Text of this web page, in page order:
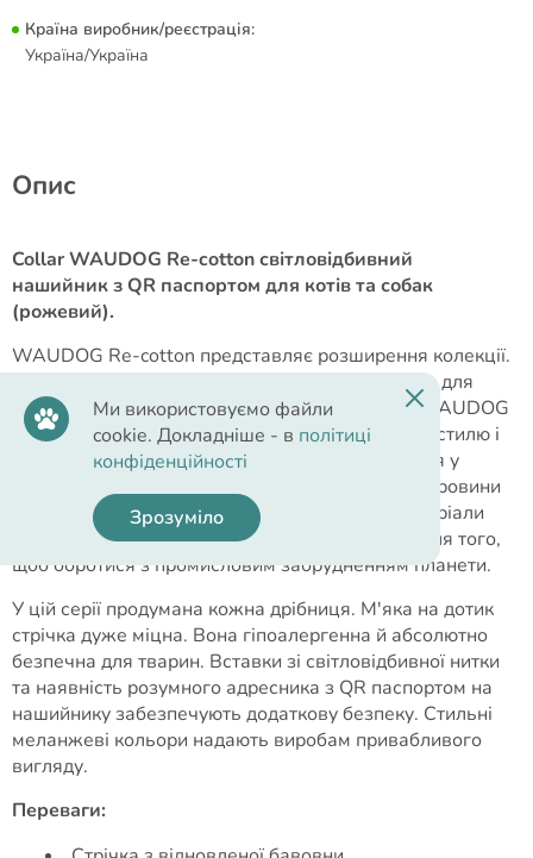
Країна виробник/реєстрація:
Україна/Україна
Опис
Collar WAUDOG Re-cotton світловідбивний
нашийник з QR паспортом для котів та собак
(рожевий).
WAUDOG Re-cotton представляє розширення колекції.
Тепер амуніція з відновленої бавовни доступна для
котів і дрібних порід собак! Серія амуніції від WAUDOG
з відновленої бавовни - поєднання класичного стилю і
нових технологій. Стрічка, що використовується у
виробах цієї серії, виготовлена з екологічної сировини
повторного технологічного циклу. Подібні матеріали
нового покоління розробляються спеціально для того,
щоб боротися з промисловим забрудненням планети.
У цій серії продумана кожна дрібниця. М'яка на дотик
стрічка дуже міцна. Вона гіпоалергенна й абсолютно
безпечна для тварин. Вставки зі світловідбивної нитки
та наявність розумного адресника з QR паспортом на
нашийнику забезпечують додаткову безпеку. Стильні
меланжеві кольори надають виробам привабливого
вигляду.
Переваги:
Ми використовуємо файли
cookie. Докладніше - в політиці
конфіденційності
Зрозуміло